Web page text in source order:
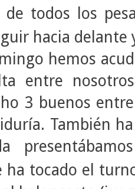
todos los
hacia
hemos
entre
3 buenos
También
ha tocado el